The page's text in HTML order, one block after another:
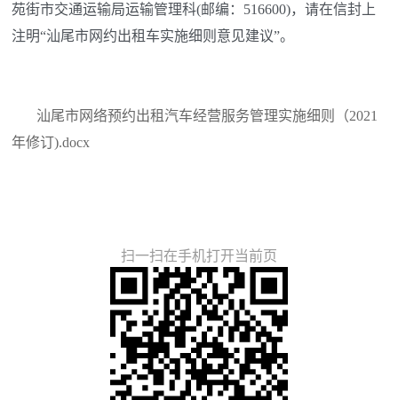
苑街市交通运输局运输管理科(邮编：516600)，请在信封上
注明“汕尾市网约出租车实施细则意见建议”。
汕尾市网络预约出租汽车经营服务管理实施细则（2021
年修订).docx
扫一扫在手机打开当前页